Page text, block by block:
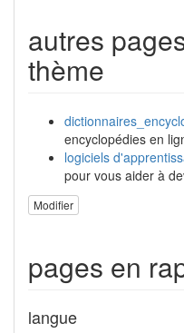
autres
thème
encyclopédies en
logiciels
pour vous aider à
Modifier
pages en
langue